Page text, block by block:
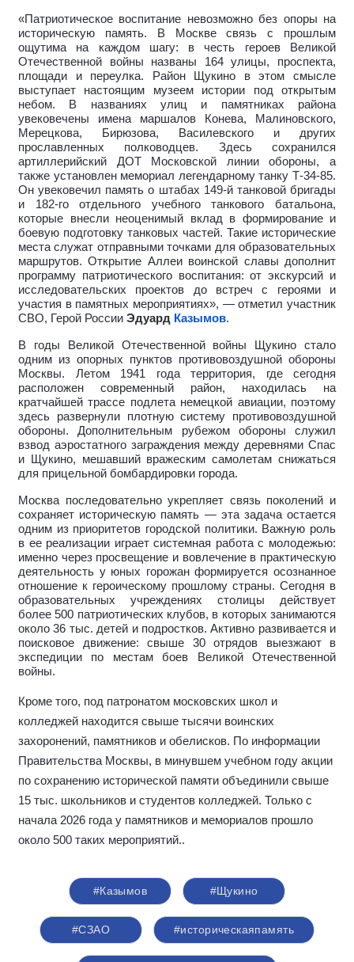
«Патриотическое воспитание невозможно без опоры на
историческую память. В Москве связь с прошлым
ощутима на каждом шагу: в честь героев Великой
Отечественной войны названы 164 улицы, проспекта,
площади и переулка. Район Щукино в этом смысле
выступает настоящим музеем истории под открытым
небом. В названиях улиц и памятниках района
увековечены имена маршалов Конева, Малиновского,
Мерецкова, Бирюзова, Василевского и других
прославленных полководцев. Здесь сохранился
артиллерийский ДОТ Московской линии обороны, а
также установлен мемориал легендарному танку Т-34-85.
Он увековечил память о штабах 149-й танковой бригады
и 182-го отдельного учебного танкового батальона,
которые внесли неоценимый вклад в формирование и
боевую подготовку танковых частей. Такие исторические
места служат отправными точками для образовательных
маршрутов. Открытие Аллеи воинской славы дополнит
программу патриотического воспитания: от экскурсий и
исследовательских проектов до встреч с героями и
участия в памятных мероприятиях», — отметил участник
СВО, Герой России Эдуард Казымов.
В годы Великой Отечественной войны Щукино стало
одним из опорных пунктов противовоздушной обороны
Москвы. Летом 1941 года территория, где сегодня
расположен современный район, находилась на
кратчайшей трассе подлета немецкой авиации, поэтому
здесь развернули плотную систему противовоздушной
обороны. Дополнительным рубежом обороны служил
взвод аэростатного заграждения между деревнями Спас
и Щукино, мешавший вражеским самолетам снижаться
для прицельной бомбардировки города.
Москва последовательно укрепляет связь поколений и
сохраняет историческую память — эта задача остается
одним из приоритетов городской политики. Важную роль
в ее реализации играет системная работа с молодежью:
именно через просвещение и вовлечение в практическую
деятельность у юных горожан формируется осознанное
отношение к героическому прошлому страны. Сегодня в
образовательных учреждениях столицы действует
более 500 патриотических клубов, в которых занимаются
около 36 тыс. детей и подростков. Активно развивается и
поисковое движение: свыше 30 отрядов выезжают в
экспедиции по местам боев Великой Отечественной
войны.
Кроме того, под патронатом московских школ и
колледжей находится свыше тысячи воинских
захоронений, памятников и обелисков. По информации
Правительства Москвы, в минувшем учебном году акции
по сохранению исторической памяти объединили свыше
15 тыс. школьников и студентов колледжей. Только с
начала 2026 года у памятников и мемориалов прошло
около 500 таких мероприятий..
#Казымов #Щукино
#СЗАО #историческаяпамять